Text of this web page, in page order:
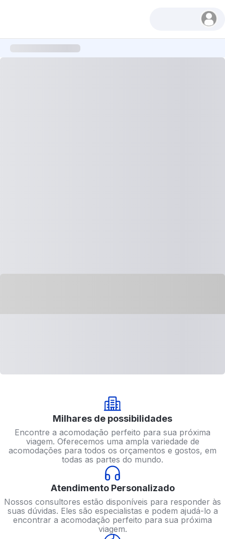
Milhares de possibilidades
Encontre a acomodação perfeito para sua próxima
viagem. Oferecemos uma ampla variedade de
acomodações para todos os orçamentos e gostos, em
todas as partes do mundo.
Atendimento Personalizado
Nossos consultores estão disponíveis para responder às
suas dúvidas. Eles são especialistas e podem ajudá-lo a
encontrar a acomodação perfeito para sua próxima
viagem.